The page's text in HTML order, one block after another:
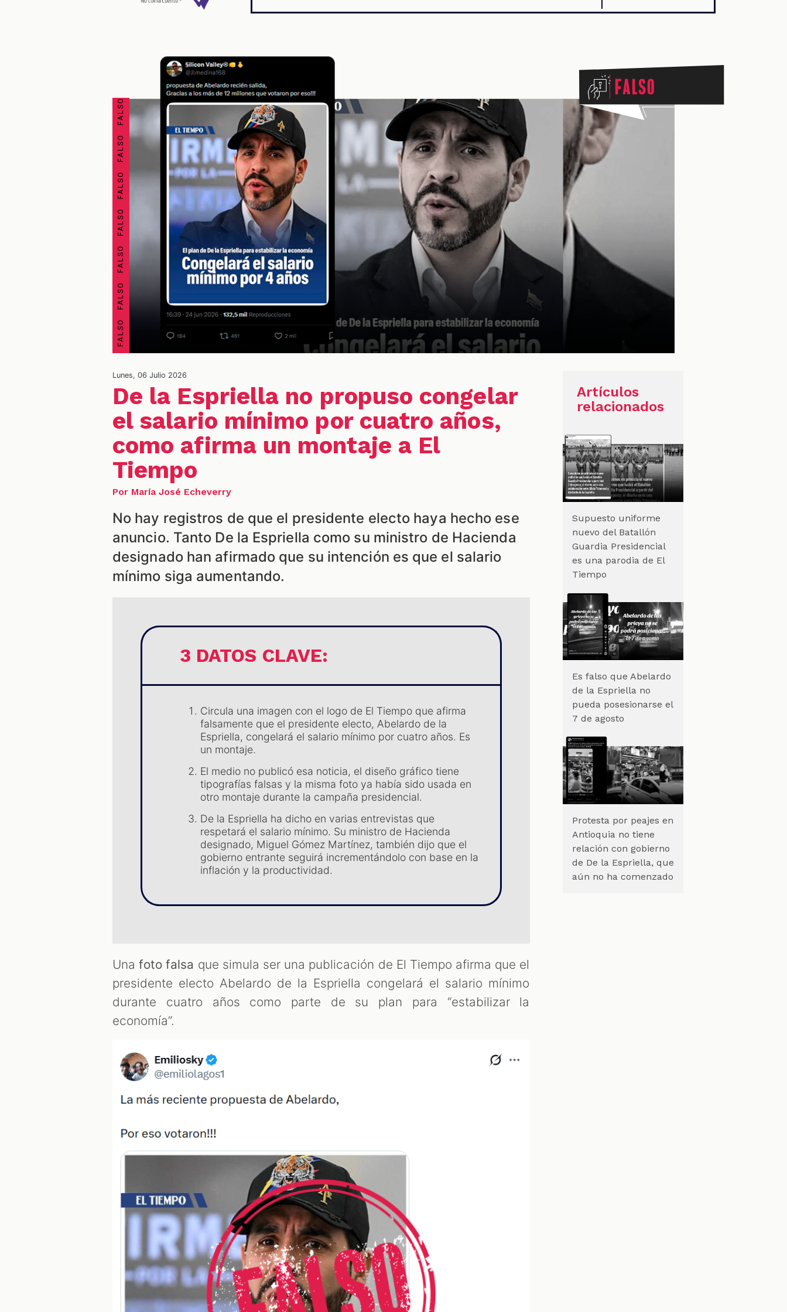
FALSO FALSO FALSO FALSO FALSO FALSO FALSO FALSO Falso
Lunes, 06 Julio 2026
De la Espriella no propuso congelar
el salario mínimo por cuatro años,
como afirma un montaje a El
Tiempo
Por María José Echeverry
No hay registros de que el presidente electo haya hecho ese
anuncio. Tanto De la Espriella como su ministro de Hacienda
designado han afirmado que su intención es que el salario
mínimo siga aumentando.
3 DATOS CLAVE:
Circula una imagen con el logo de El Tiempo que afirma
falsamente que el presidente electo, Abelardo de la
Espriella, congelará el salario mínimo por cuatro años. Es
un montaje.
El medio no publicó esa noticia, el diseño gráfico tiene
tipografías falsas y la misma foto ya había sido usada en
otro montaje durante la campaña presidencial.
De la Espriella ha dicho en varias entrevistas que
respetará el salario mínimo. Su ministro de Hacienda
designado, Miguel Gómez Martínez, también dijo que el
gobierno entrante seguirá incrementándolo con base en la
inflación y la productividad.
Unafoto falsa que simula ser una publicación de El Tiempo afirma que el
presidente electo Abelardo de la Espriella congelará el salario mínimo
durante cuatro años como parte de su plan para “estabilizar la
economía”.
Artículos
relacionados
Supuesto uniforme
nuevo del Batallón
Guardia Presidencial
es una parodia de El
Tiempo
Es falso que Abelardo
de la Espriella no
pueda posesionarse el
7 de agosto
Protesta por peajes en
Antioquia no tiene
relación con gobierno
de De la Espriella, que
aún no ha comenzado